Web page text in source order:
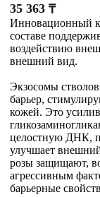
35 363 ₸
Инновационный
составе
воздействию
внешний вид.
Экзосомы
барьер,
кожей. Это
целостную ДНК,
улучшает
розы защищают,
агрессивным
барьерные